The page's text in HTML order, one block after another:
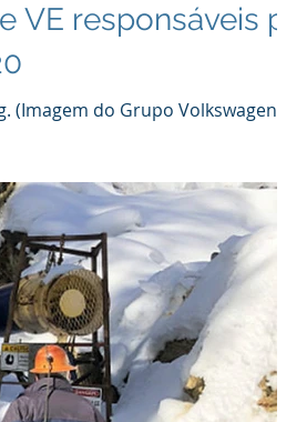
responsáveis ​​por
do Grupo Volkswagen). Em